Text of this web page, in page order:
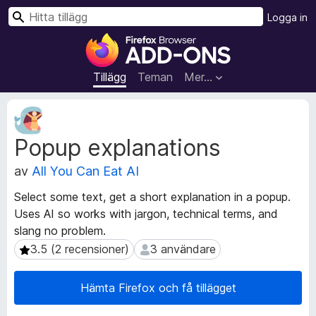
W
e
b
b
s
a
t
i
l
ä
g
Tillägg Teman Mer…
Logga in
S
Popup explanations
av All You Can Eat AI
Select some text, get a short explanation in a popup.
Uses AI so works with jargon, technical terms, and
slang no problem.
3.5 (2 recensioner)
3.5 (2 recensioner) 3 användare
3 användare
Hämta Firefox och få tillägget
M
e
t
a
d
t
a
f
ö
r
t
l